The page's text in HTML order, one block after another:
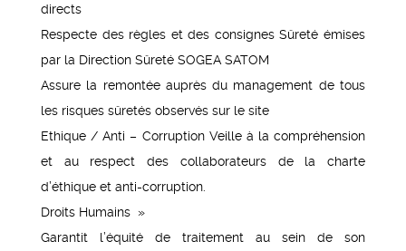
directs
Respecte des règles et des consignes Sûreté émises
par la Direction Sûreté SOGEA SATOM
Assure la remontée auprès du management de tous
les risques sûretés observés sur le site
Ethique / Anti – Corruption Veille à la compréhension
et au respect des collaborateurs de la charte
d’éthique et anti-corruption.
Droits Humains »
Garantit l’équité de traitement au sein de son